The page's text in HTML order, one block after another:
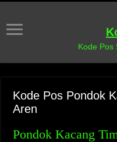
Kode Pos
Kode Pos Pondok
Aren
Pondok Kacang